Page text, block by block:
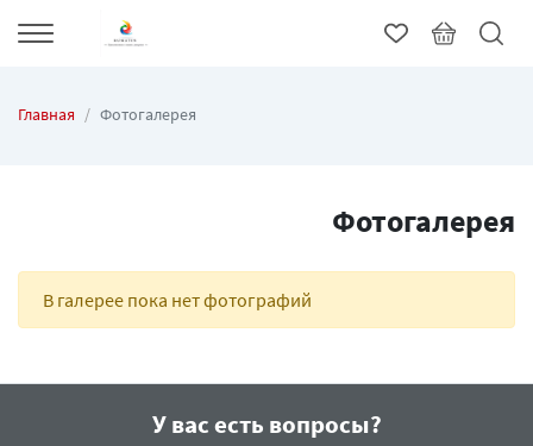
Главная Фотогалерея
Фотогалерея
В галерее пока нет фотографий
У вас есть вопросы?